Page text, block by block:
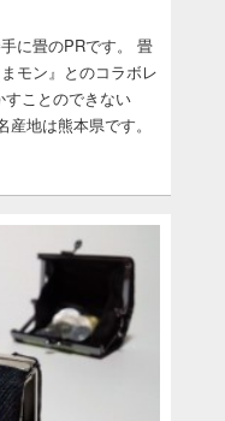
に畳のPRです。 畳
モン』とのコラボレ
ことのできない
地は熊本県です。